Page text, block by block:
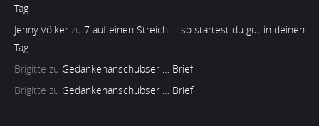
Tag
Jenny Völkerzu 7 auf einen Streich … so startest du gut in deinen
Tag
Brigitte zu Gedankenanschubser … Brief
Brigitte zu Gedankenanschubser … Brief